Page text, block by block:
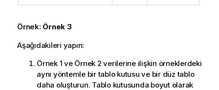
Örnek: Örnek 3
Aşağıdakileri yapın:
Örnek 1 ve Örnek 2 verilerine ilişkin örneklerdeki
aynı yöntemle bir tablo kutusu ve bir düz tablo
daha oluşturun. Tablo kutusunda boyut olarak